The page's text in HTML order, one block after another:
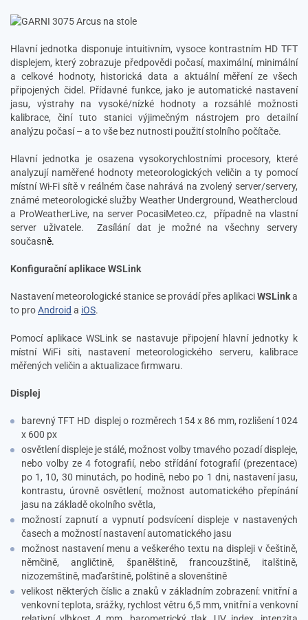
Hlavní jednotka disponuje intuitivním, vysoce kontrastním HD TFT
displejem, který zobrazuje předpovědi počasí, maximální, minimální
a celkové hodnoty, historická data a aktuální měření ze všech
připojených čidel. Přídavné funkce, jako je automatické nastavení
jasu, výstrahy na vysoké/nízké hodnoty a rozsáhlé možnosti
kalibrace, činí tuto stanici výjimečným nástrojem pro detailní
analýzu počasí – a to vše bez nutnosti použití stolního počítače.
Hlavní jednotka je osazena vysokorychlostními procesory, které
analyzují naměřené hodnoty meteorologických veličin a ty pomocí
místní Wi-Fi sítě v reálném čase nahrává na zvolený server/servery,
známé meteorologické služby Weather Underground, Weathercloud
a ProWeatherLive, na server PocasiMeteo.cz,
případně na vlastní
server uživatele.
Zasílání dat je možné na všechny servery
současně.
Konfigurační aplikace WSLink
Nastavení meteorologické stanice se provádí přes aplikaciWSLinka
to proAndroid a iOS.
Pomocí aplikace WSLink se nastavuje připojení hlavní jednotky k
místní WiFi síti, nastavení meteorologického serveru, kalibrace
měřených veličin a aktualizace firmwaru.
Displej
barevný TFT HD displej o rozměrech 154 x 86 mm, rozlišení 1024
x 600 px
osvětlení displeje je stálé, možnost volby tmavého pozadí displeje,
nebo volby ze 4 fotografií, nebo střídání fotografií (prezentace)
po 1, 10, 30 minutách, po hodině, nebo po 1 dni, nastavení jasu,
kontrastu, úrovně osvětlení, možnost automatického přepínání
jasu na základě okolního světla,
možností zapnutí a vypnutí podsvícení displeje v nastavených
časech a možností nastavení automatického jasu
možnost nastavení menu a veškerého textu na displeji v češtině,
němčině, angličtině, španělštině, francouzštině, italštině,
nizozemštině, maďarštině, polštině a slovenštině
velikost některých číslic a znaků v základním zobrazení: vnitřní a
venkovní teplota, srážky, rychlost větru 6,5 mm, vnitřní a venkovní